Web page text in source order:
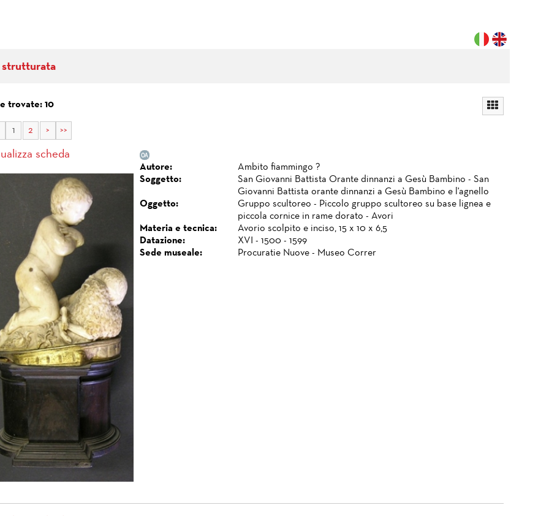
strutturata
trovate: 10
1 2 > >>
scheda
Autore:
Ambito fiammingo ?
Soggetto:
San Giovanni Battista Orante dinnanzi a Gesù Bambino - San
Giovanni Battista orante dinnanzi a Gesù Bambino e l'agnello
Oggetto:
Gruppo scultoreo - Piccolo gruppo scultoreo su base lignea e
piccola cornice in rame dorato - Avori
Materia e tecnica:
Avorio scolpito e inciso, 15 x 10 x 6,5
Datazione:
XVI - 1500 - 1599
Sede museale:
Procuratie Nuove - Museo Correr